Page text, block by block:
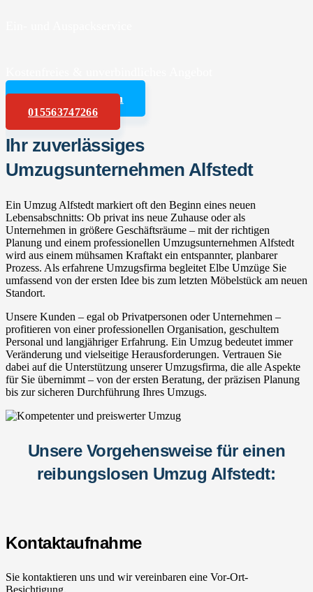
Angebot anfordern
015563747266
Ihr zuverlässiges
Umzugsunternehmen Alfstedt
Ein Umzug Alfstedt markiert oft den Beginn eines neuen
Lebensabschnitts: Ob privat ins neue Zuhause oder als
Unternehmen in größere Geschäftsräume – mit der richtigen
Planung und einem professionellen Umzugsunternehmen Alfstedt
wird aus einem mühsamen Kraftakt ein entspannter, planbarer
Prozess. Als erfahrene Umzugsfirma begleitet Elbe Umzüge Sie
umfassend von der ersten Idee bis zum letzten Möbelstück am neuen
Standort.
Unsere Kunden – egal ob Privatpersonen oder Unternehmen –
profitieren von einer professionellen Organisation, geschultem
Personal und langjähriger Erfahrung. Ein Umzug bedeutet immer
Veränderung und vielseitige Herausforderungen. Vertrauen Sie
dabei auf die Unterstützung unserer Umzugsfirma, die alle Aspekte
für Sie übernimmt – von der ersten Beratung, der präzisen Planung
bis zur sicheren Durchführung Ihres Umzugs.
Unsere Vorgehensweise für einen
reibungslosen Umzug Alfstedt:
Kontaktaufnahme
Sie kontaktieren uns und wir vereinbaren eine Vor-Ort-
Besichtigung.